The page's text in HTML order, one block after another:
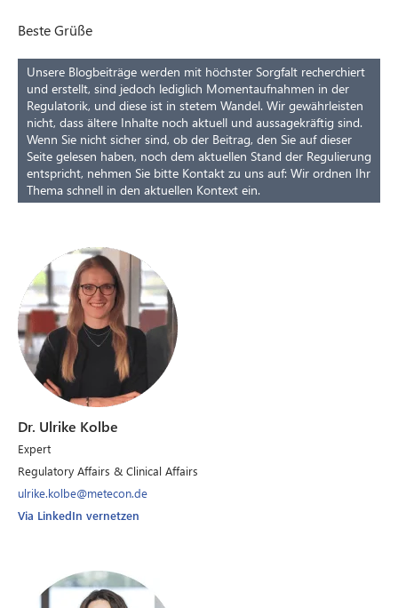
Beste Grüße
Unsere Blogbeiträge werden mit höchster Sorgfalt recherchiert
und erstellt, sind jedoch lediglich Momentaufnahmen in der
Regulatorik, und diese ist in stetem Wandel. Wir gewährleisten
nicht, dass ältere Inhalte noch aktuell und aussagekräftig sind.
Wenn Sie nicht sicher sind, ob der Beitrag, den Sie auf dieser
Seite gelesen haben, noch dem aktuellen Stand der Regulierung
entspricht, nehmen Sie bitte Kontakt zu uns auf: Wir ordnen Ihr
Thema schnell in den aktuellen Kontext ein.
Dr. Ulrike Kolbe
Expert
Regulatory Affairs & Clinical Affairs
ulrike.kolbe@metecon.de
Via LinkedIn vernetzen